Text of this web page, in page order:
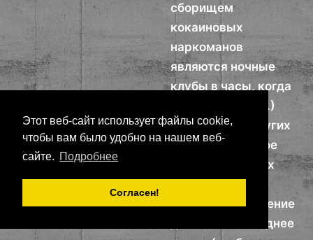
Этот веб-сайт использует файлы cookie,
чтобы вам было удобно на нашем веб-
сайте. Подробнее
Согласен!
сборищем
кокаиновых
наркоманов
являются ночные
клубы в часы, когда
они не работают.)
При наличии других
признаков частое
посещение таких
быстрое увеличение
долгов за последнее